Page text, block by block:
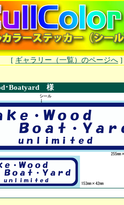
[ ギャラリー（一覧）のページへ
･Boatyard 様